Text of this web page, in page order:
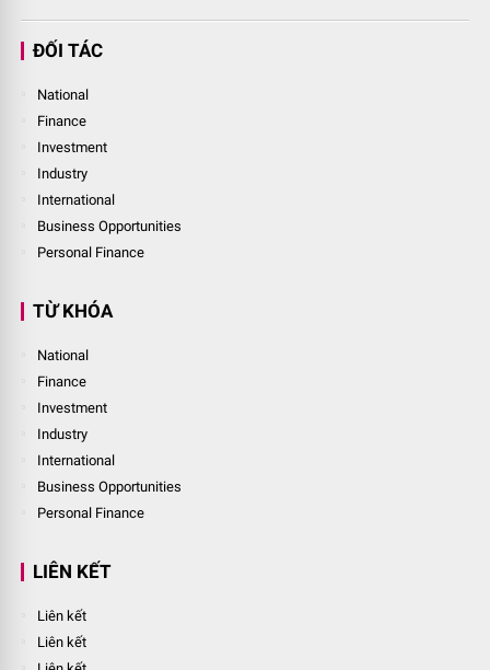
ĐỐI TÁC
National
Finance
Investment
Industry
International
Business Opportunities
Personal Finance
TỪ KHÓA
National
Finance
Investment
Industry
International
Business Opportunities
Personal Finance
LIÊN KẾT
Liên kết
Liên kết